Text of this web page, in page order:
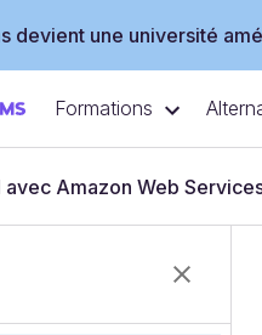
devient une université
Formations
Amazon Web